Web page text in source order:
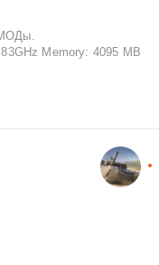
Memory: 4095 MB